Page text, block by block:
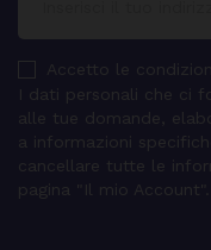
Accetto le
I dati personali che ci
alle tue domande,
a informazioni
cancellare tutte le
pagina "Il mio Account".